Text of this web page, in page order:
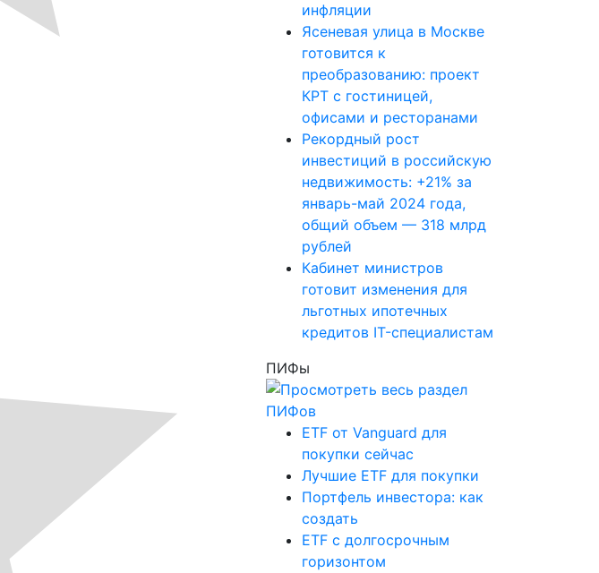
инфляции
Ясеневая улица в Москве
готовится к
преобразованию: проект
КРТ с гостиницей,
офисами и ресторанами
Рекордный рост
инвестиций в российскую
недвижимость: +21% за
январь-май 2024 года,
общий объем — 318 млрд
рублей
Кабинет министров
готовит изменения для
льготных ипотечных
кредитов IT-специалистам
ПИФы
ETF от Vanguard для
покупки сейчас
Лучшие ETF для покупки
Портфель инвестора: как
создать
ETF с долгосрочным
горизонтом